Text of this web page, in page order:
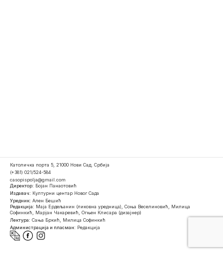
Католичка порта 5, 21000 Нови Сад, Србија
(+381) 021/524-584
casopispolja@gmail.com
Директор: Бојан Панаотовић
Издавач: Културни центар Новог Сада
Уредник: Ален Бешић
Редакција: Маја Ердељанин (ликовна уредница), Соња Веселиновић, Милица
Софинкић, Марјан Чакаревић, Огњен Клисара (дизајнер)
Лектура: Сања Бркић, Милица Софинкић
Администрација и пласман: Редакција